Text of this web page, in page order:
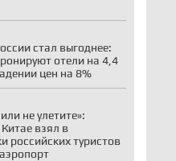
стал выгоднее:
отели на 4,4
цен на 8%
не улетите»:
взял в
российских туристов